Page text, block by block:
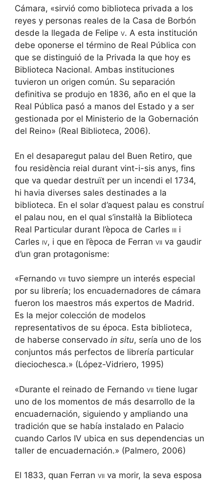
Cámara, «sirvió como biblioteca privada a los
reyes y personas reales de la Casa de Borbón
desde la llegada de Felipe v. A esta institución
debe oponerse el término de Real Pública con
que se distinguió de la Privada la que hoy es
Biblioteca Nacional. Ambas instituciones
tuvieron un origen común. Su separación
definitiva se produjo en 1836, año en el que la
Real Pública pasó a manos del Estado y a ser
gestionada por el Ministerio de la Gobernación
del Reino» (Real Biblioteca, 2006).
En el desaparegut palau del Buen Retiro, que
fou residència reial durant vint-i-sis anys, fins
que va quedar destruït per un incendi el 1734,
hi havia diverses sales destinades a la
biblioteca. En el solar d’aquest palau es construí
el palau nou, en el qual s’instal·là la Biblioteca
Real Particular durant l’època de Carles iii i
Carles iv, i que en l’època de Ferran vii va gaudir
d’un gran protagonisme:
«Fernando vii tuvo siempre un interés especial
por su librería; los encuadernadores de cámara
fueron los maestros más expertos de Madrid.
Es la mejor colección de modelos
representativos de su época. Esta biblioteca,
de haberse conservado in situ, sería uno de los
conjuntos más perfectos de librería particular
dieciochesca.» (López-Vidriero, 1995)
«Durante el reinado de Fernando vii tiene lugar
uno de los momentos de más desarrollo de la
encuadernación, siguiendo y ampliando una
tradición que se había instalado en Palacio
cuando Carlos IV ubica en sus dependencias un
taller de encuadernación.» (Palmero, 2006)
El 1833, quan Ferran vii va morir, la seva esposa